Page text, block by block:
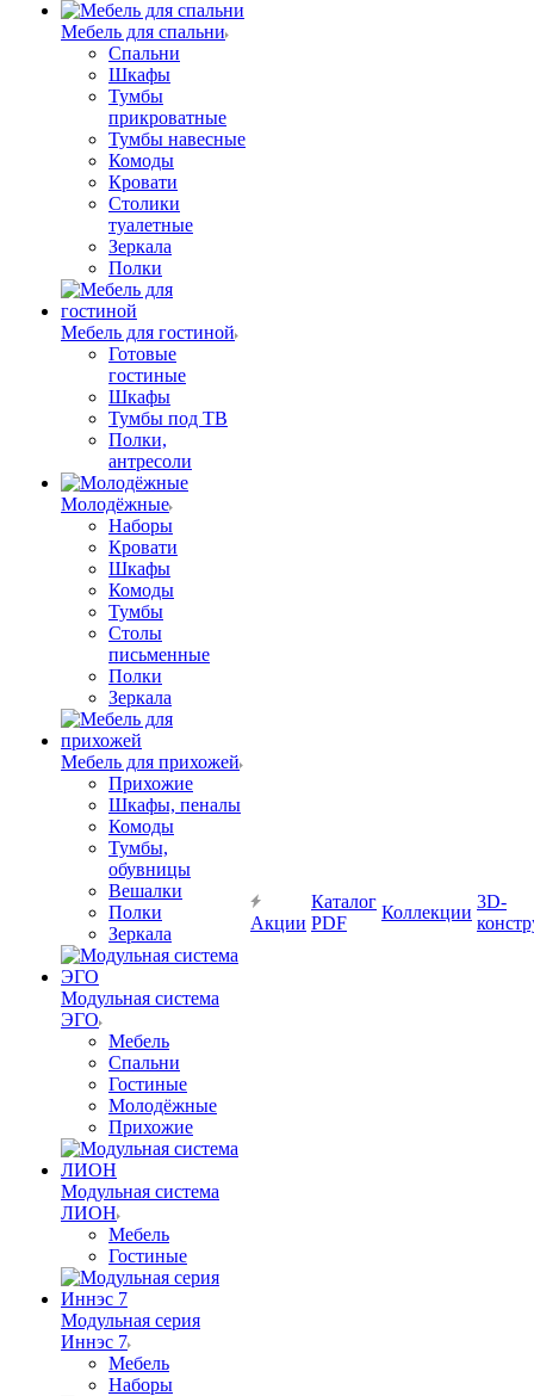
Мебель для спальни
Спальни
Шкафы
Тумбы
прикроватные
Тумбы навесные
Комоды
Кровати
Столики
туалетные
Зеркала
Полки
Мебель для гостиной
Готовые
гостиные
Шкафы
Тумбы под ТВ
Полки,
антресоли
Молодёжные
Наборы
Кровати
Шкафы
Комоды
Тумбы
Столы
письменные
Полки
Зеркала
Мебель для прихожей
Прихожие
Шкафы, пеналы
Комоды
Тумбы,
обувницы
Вешалки
Полки
Зеркала
Модульная система
ЭГО
Мебель
Спальни
Гостиные
Молодёжные
Прихожие
Модульная система
ЛИОН
Мебель
Гостиные
Модульная серия
Иннэс 7
Мебель
Наборы
Акции
Каталог
PDF
Коллекции
3D-